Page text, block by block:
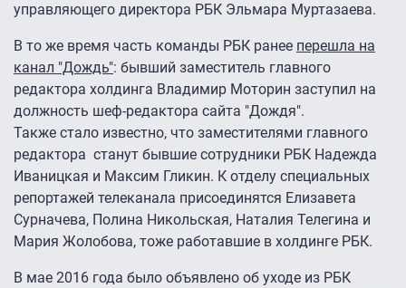
управляющего директора РБК Эльмара Муртазаева.
В то же время часть команды РБК ранее перешла на
канал "Дождь": бывший заместитель главного
редактора холдинга Владимир Моторин заступил на
должность шеф-редактора сайта "Дождя".
Также стало известно, что заместителями главного
редактора станут бывшие сотрудники РБК Надежда
Иваницкая и Максим Гликин. К отделу специальных
репортажей телеканала присоединятся Елизавета
Сурначева, Полина Никольская, Наталия Телегина и
Мария Жолобова, тоже работавшие в холдинге РБК.
В мае 2016 года было объявлено об уходе из РБК